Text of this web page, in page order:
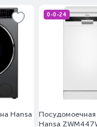
Hansa
0-0-24
Hansa